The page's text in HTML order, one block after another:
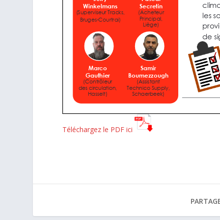
Téléchargez le PDF ici